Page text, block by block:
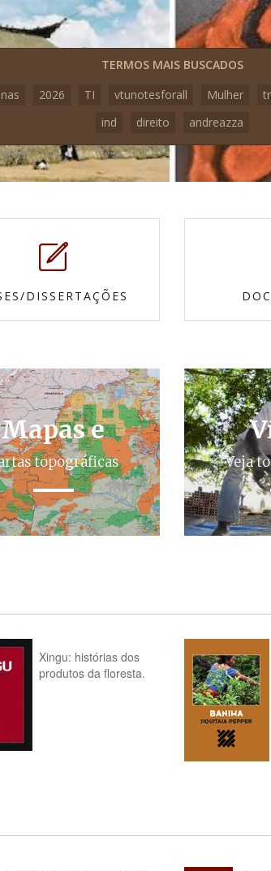
TERMOS MAIS BUSCADOS
2026 TI vtunotesforall Mulher
ind
direito andreazza
DISSERTAÇÕES
Mapas e
topográficas Veja
Xingu: histórias dos
produtos da floresta.